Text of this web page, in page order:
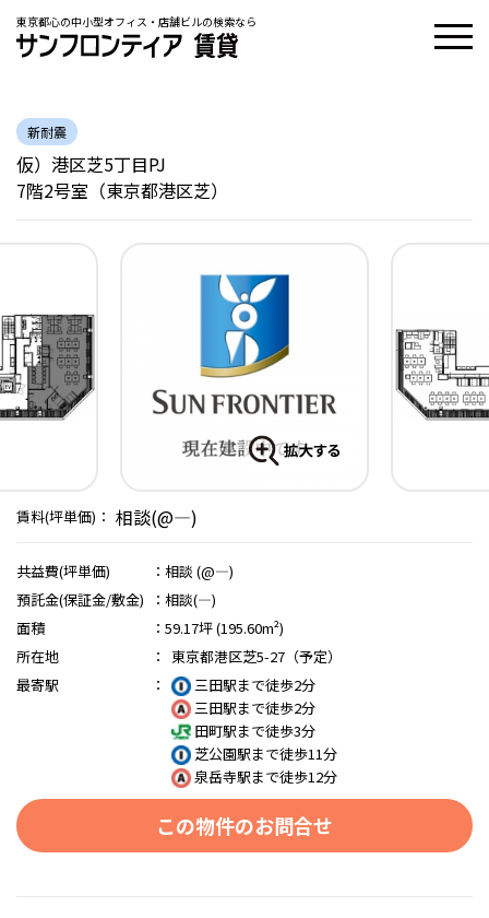
東京都心の中小型オフィス・店舗ビルの検索なら
新耐震
仮）港区芝5丁目PJ
7階2号室（東京都港区芝）
賃料(坪単価)： 相談(@―)
共益費(坪単価) ： 相談 (@―)
預託金(保証金/敷金)
： 相談(―)
面積
： 59.17坪 (195.60m²)
所在地
：
東京都港区芝5-27（予定）
最寄駅
：
三田駅まで徒歩2分
三田駅まで徒歩2分
田町駅まで徒歩3分
芝公園駅まで徒歩11分
泉岳寺駅まで徒歩12分
この物件のお問合せ